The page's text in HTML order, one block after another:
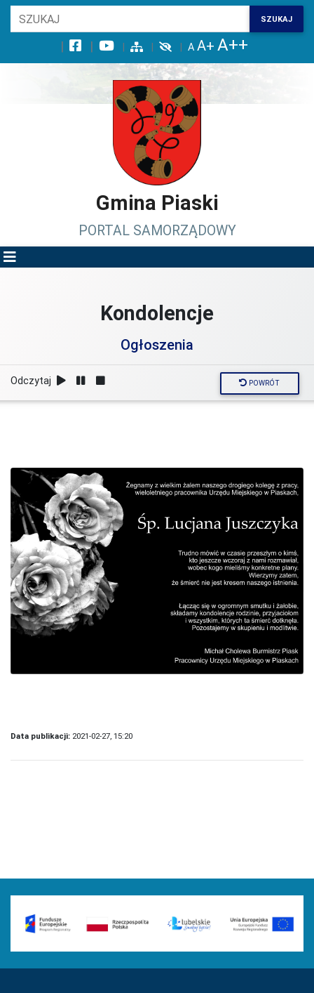
Wróć na początek strony
Przejdź do treści głównej
Przejdź do stopki
Przejdź do menu górnego
Przejdź do mapy serwisu
SZUKAJ
Gmina Piaski
PORTAL SAMORZĄDOWY
Kondolencje
Ogłoszenia
Odczytaj POWRÓT
Data publikacji: 2021-02-27, 15:20